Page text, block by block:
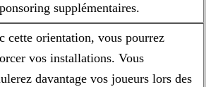
supplémentaires.
cette orientation, vous pourrez
vos installations. Vous
davantage vos joueurs lors des